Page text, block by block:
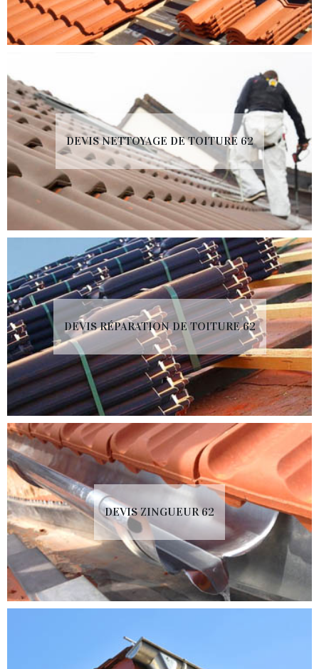
DEVIS NETTOYAGE DE TOITURE 62
DEVIS RÉPARATION DE TOITURE 62
DEVIS ZINGUEUR 62